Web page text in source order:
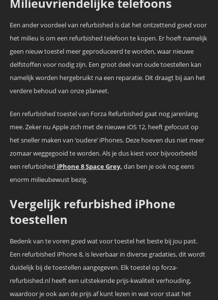
Een ander voordeel van refurbished is dat het ontzettend goed voor
het milieu is om een refurbished telefoon te kopen. Er hoeft namelijk
geen nieuw toestel meer geproduceerd te worden, waar nieuwe
delfstoffen voor nodig zijn. Een groot deel van oude toestellen kan
namelijk worden hergebruikt na een reparatie. Dit draagt bij aan het
verdere behoud van onze planeet.
Een refurbished toestel van Forza Refurbished gaat nog jarenlang
mee. Zeker nu Apple zich met de nieuwe iOS 12, heeft gefocust op
het sneller maken van ‘oudere’ iPhones. Deze hoeven dus niet meer
zomaar weggegooid te worden. Als je dus kiest voor bijvoorbeeld
een refurbished iPhone 8 Space Grey, dan ben je ook nog eens
enorm milieubewust bezig.
Vergelijk refurbished iPhone
toestellen
Bedenk van te voren goed wat voor toestel het beste bij jou past.
Een refurbished iPhone 8, is leverbaar in diverse gradaties, dit wordt
duidelijk bij de toestellen aangegeven. Elk toestel op forza-
refurbished.nl heeft een uitstekende prijs-kwaliteit verhouding,
waardoor je ook aan de prijs af kunt lezen in wat voor staat het